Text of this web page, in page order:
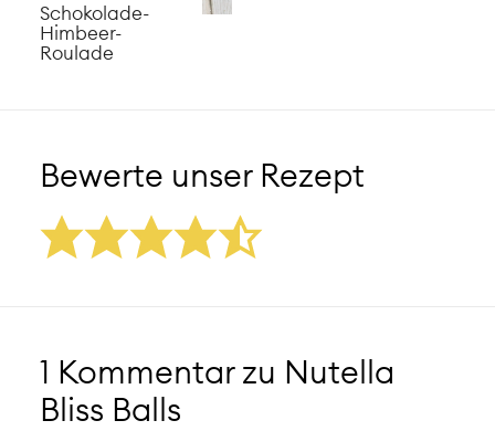
Schokolade-
Himbeer-
Roulade
Bewerte unser Rezept
1 Kommentar zu Nutella
Bliss Balls